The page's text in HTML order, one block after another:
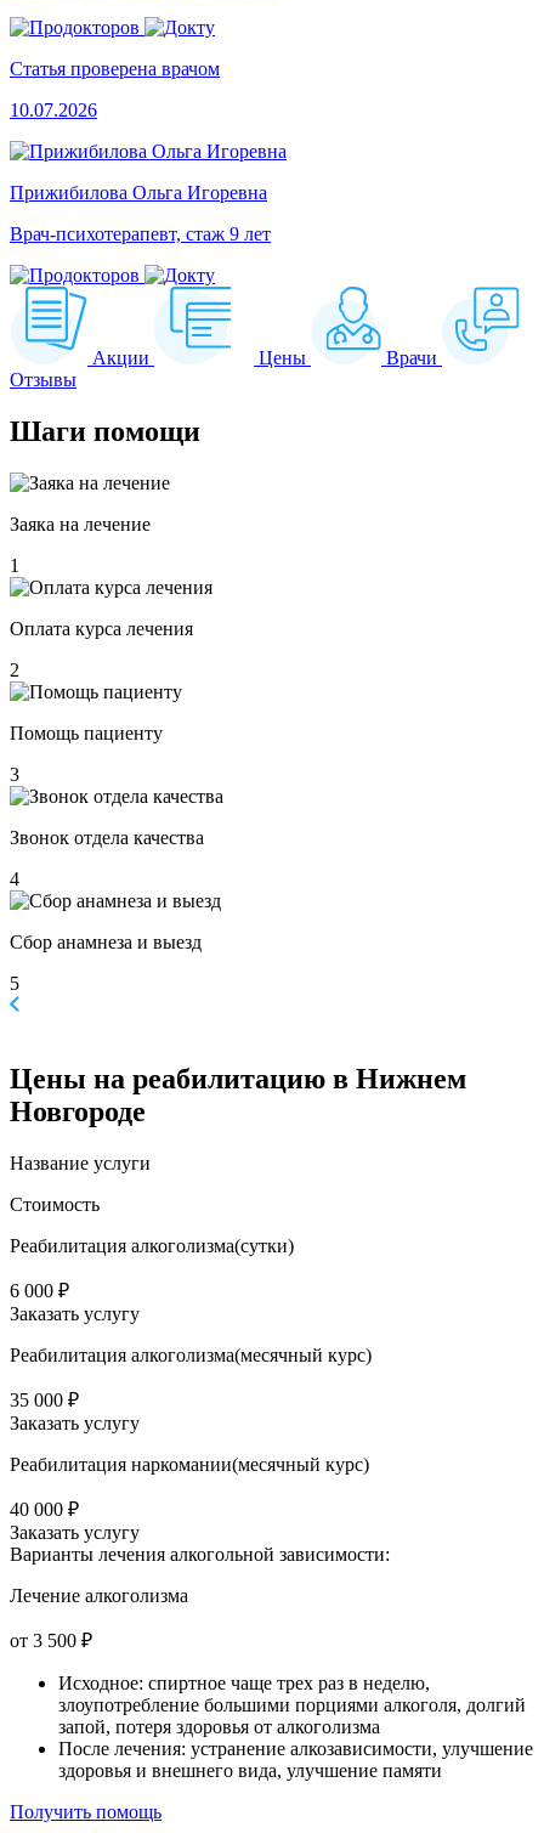
Статья проверена врачом
10.07.2026
Прижибилова Ольга Игоревна
Врач-психотерапевт, стаж 9 лет
Акции Цены
Врачи
Отзывы
Шаги помощи
Заяка на лечение
1
Оплата курса лечения
2
Помощь пациенту
3
Звонок отдела качества
4
Сбор анамнеза и выезд
5
Цены на реабилитацию в Нижнем
Новгороде
Название услуги
Стоимость
Реабилитация алкоголизма(cутки)
6 000 ₽
Заказать услугу
Реабилитация алкоголизма(месячный курс)
35 000 ₽
Заказать услугу
Реабилитация наркомании(месячный курс)
40 000 ₽
Заказать услугу
Варианты лечения алкогольной зависимости:
Лечение алкоголизма
от 3 500 ₽
Исходное: спиртное чаще трех раз в неделю,
злоупотребление большими порциями алкоголя, долгий
запой, потеря здоровья от алкоголизма
После лечения: устранение алкозависимости, улучшение
здоровья и внешнего вида, улучшение памяти
Получить помощь